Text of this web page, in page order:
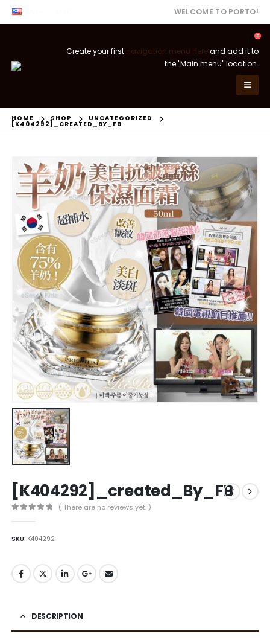
WELCOME TO PORTO!
0
Create your first navigation menu hereand add it to
the "Main menu" location.
HOME SHOP UNCATEGORIZED
[K404292]_CREATED_BY_FB
[K404292]_created_By_FB
( There are no reviews yet. )
SKU: K404292
DESCRIPTION